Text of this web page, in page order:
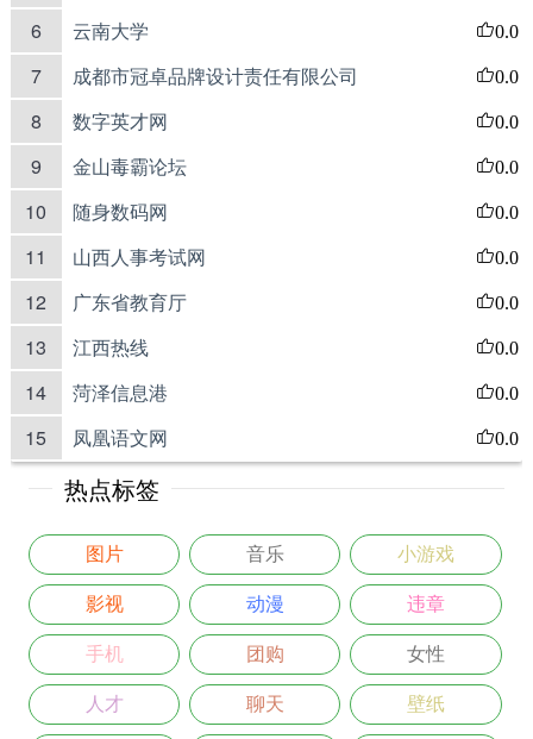
6 云南大学 0.0
7 成都市冠卓品牌设计责任有限公司 0.0
8 数字英才网 0.0
9 金山毒霸论坛 0.0
10 随身数码网 0.0
11 山西人事考试网 0.0
12 广东省教育厅 0.0
13 江西热线 0.0
14 菏泽信息港 0.0
15 凤凰语文网 0.0
热点标签
图片 音乐 小游戏
影视 动漫 违章
手机 团购 女性
人才 聊天 壁纸